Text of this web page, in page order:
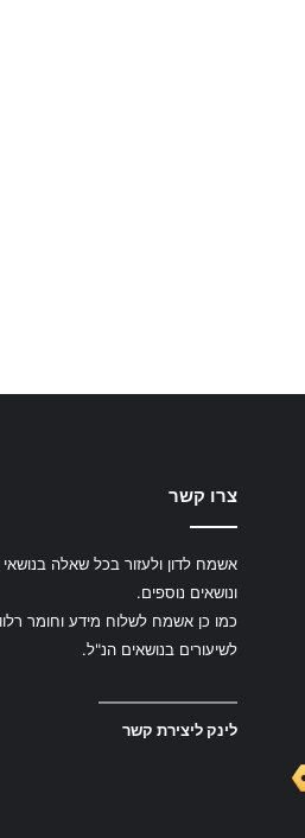
צרו קשר
אשמח לדון ולעזור בכל שאלה
ונושאים נוספים.
כמו כן אשמח לשלוח מידע וחומר
לשיעורים בנושאים הנ"ל.
—————————
לינק ליצירת קשר